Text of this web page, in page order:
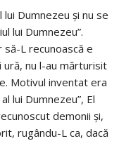
Dumnezeu şi nu se
lui Dumnezeu”.
L recunoască e
nu l-au mărturisit
Motivul inventat era
lui Dumnezeu”, El
demonii şi,
rugându-L ca, dacă